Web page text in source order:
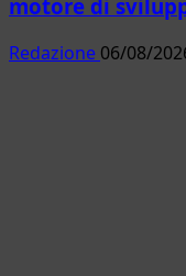
motore di
Redazione 06/08/